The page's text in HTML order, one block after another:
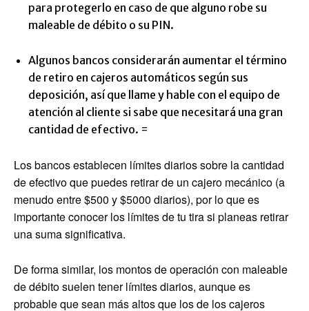
para protegerlo en caso de que alguno robe su
maleable de débito o su PIN.
Algunos bancos considerarán aumentar el término
de retiro en cajeros automáticos según sus
deposición, así que llame y hable con el equipo de
atención al cliente si sabe que necesitará una gran
cantidad de efectivo. =
Los bancos establecen límites diarios sobre la cantidad
de efectivo que puedes retirar de un cajero mecánico (a
menudo entre $500 y $5000 diarios), por lo que es
importante conocer los límites de tu tira si planeas retirar
una suma significativa.
De forma similar, los montos de operación con maleable
de débito suelen tener límites diarios, aunque es
probable que sean más altos que los de los cajeros